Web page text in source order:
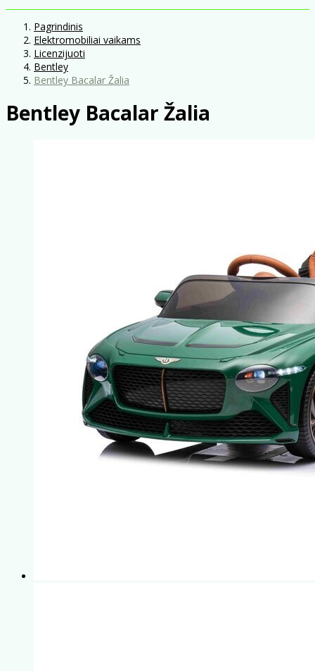
Pagrindinis
Elektromobiliai vaikams
Licenzijuoti
Bentley
Bentley Bacalar Žalia
Bentley Bacalar Žalia